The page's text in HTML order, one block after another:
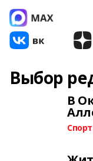
Выбор
В
Спорт